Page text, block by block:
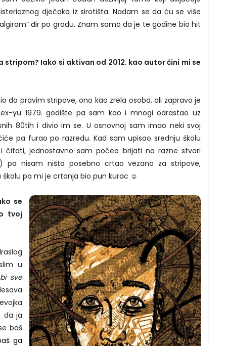
dječaka iz sirotišta. Nadam se da ću se više
đir po gradu. Znam samo da je te godine bio hit
stripom? Iako si aktivan od 2012. kao autor čini mi se
da pravim stripove, ono kao zrela osoba, ali zapravo je
yu 1979. godište pa sam kao i mnogi odrastao uz
80tih i divio im se. U osnovnoj sam imao neki svoj
pa furao po razredu. Kad sam upisao srednju školu
čitati, jednostavno sam počeo brijati na razne stvari
pa nisam ništa posebno crtao vezano za stripove,
pa mi je crtanja bio pun kurac ☺
se
tvoj
u
sve
da ja
baš
ga